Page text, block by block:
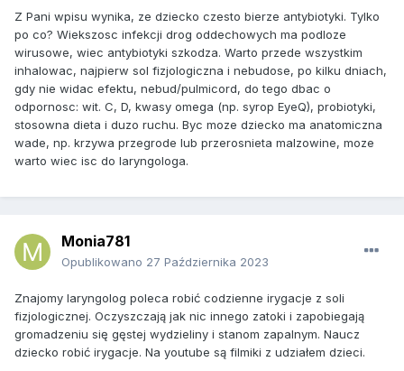
Z Pani wpisu wynika, ze dziecko czesto bierze antybiotyki. Tylko
po co? Wiekszosc infekcji drog oddechowych ma podloze
wirusowe, wiec antybiotyki szkodza. Warto przede wszystkim
inhalowac, najpierw sol fizjologiczna i nebudose, po kilku dniach,
gdy nie widac efektu, nebud/pulmicord, do tego dbac o
odpornosc: wit. C, D, kwasy omega (np. syrop EyeQ), probiotyki,
stosowna dieta i duzo ruchu. Byc moze dziecko ma anatomiczna
wade, np. krzywa przegrode lub przerosnieta malzowine, moze
warto wiec isc do laryngologa.
Monia781
Opublikowano 27 Października 2023
Znajomy laryngolog poleca robić codzienne irygacje z soli
fizjologicznej. Oczyszczają jak nic innego zatoki i zapobiegają
gromadzeniu się gęstej wydzieliny i stanom zapalnym. Naucz
dziecko robić irygacje. Na youtube są filmiki z udziałem dzieci.